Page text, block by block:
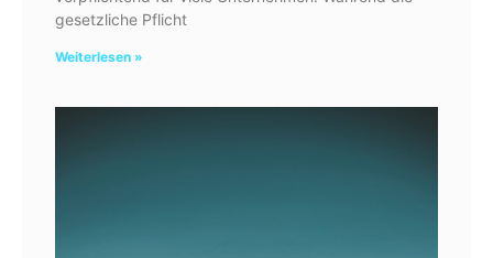
gesetzliche Pflicht
Weiterlesen »